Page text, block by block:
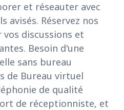
et réseauter avec
avisés. Réservez nos
discussions et
Besoin d'une
sans bureau
de Bureau virtuel
de qualité
de réceptionniste, et